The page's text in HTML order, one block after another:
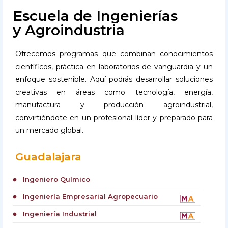
Escuela de Ingenierías
y Agroindustria
Ofrecemos programas que combinan conocimientos
científicos, práctica en laboratorios de vanguardia y un
enfoque sostenible. Aquí podrás desarrollar soluciones
creativas en áreas como tecnología, energía,
manufactura y producción agroindustrial,
convirtiéndote en un profesional líder y preparado para
un mercado global.
Guadalajara
circle Ingeniero Químico
circle Ingeniería Empresarial Agropecuario
circle Ingeniería Industrial